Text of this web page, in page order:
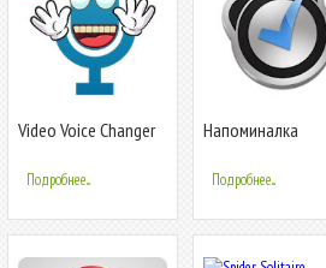
Video Voice Changer
Подробнее...
Напоминалка
Подробнее...